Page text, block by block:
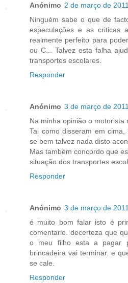
Anónimo 2 de março de
Ninguém sabe o que de
especulações e as criticas
realmente perfeito para
ou C... Talvez esta falha
transportes escolares.
Responder
Anónimo 3 de março de
Na minha opinião o motorista
Tal como disseram em
se bem talvez nada disto
Mas também concordo que
situação dos transportes
Responder
Anónimo 3 de março de
é muito bom falar isto é
comentario. decerteza que
o meu filho esta a pagar
brincadeira vai terminar. e
se cale.
Responder